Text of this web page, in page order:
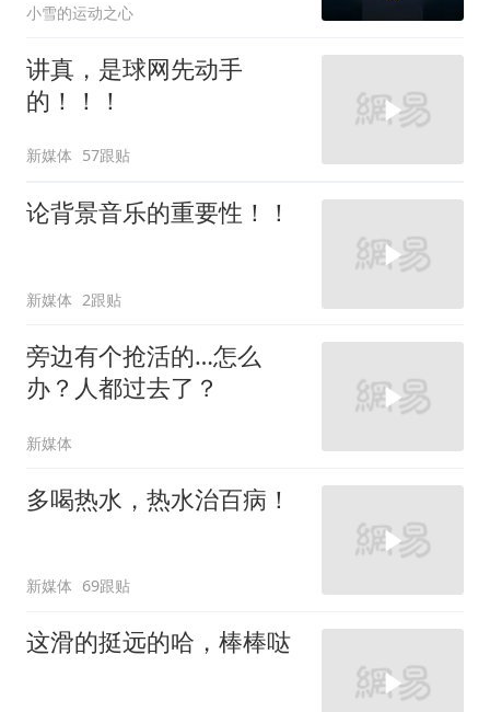
小雪的运动之心
讲真，是球网先动手
的！！！
新媒体 57跟贴
论背景音乐的重要性！！
新媒体 2跟贴
旁边有个抢活的…怎么
办？人都过去了？
新媒体
多喝热水，热水治百病！
新媒体 69跟贴
这滑的挺远的哈，棒棒哒